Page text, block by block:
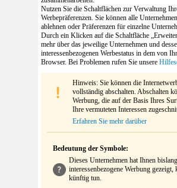
Nutzen Sie die Schaltflächen zur Verwaltung
Werbepräferenzen. Sie können alle
ablehnen oder Präferenzen für einzelne
Durch ein Klicken auf die Schaltfläche
mehr über das jeweilige Unternehmen und
interessenbezogenen Werbestatus in dem von
Browser. Bei Problemen rufen Sie unsere
Hinweis: Sie können die
vollständig abschalten. Abschalten
Werbung, die auf der Basis Ihres
Ihre vermuteten Interessen
Erfahren Sie mehr darüber
Bedeutung der Symbole:
Dieses Unternehmen hat Ihnen
interessenbezogene Werbung gezeigt,
künftig tun.